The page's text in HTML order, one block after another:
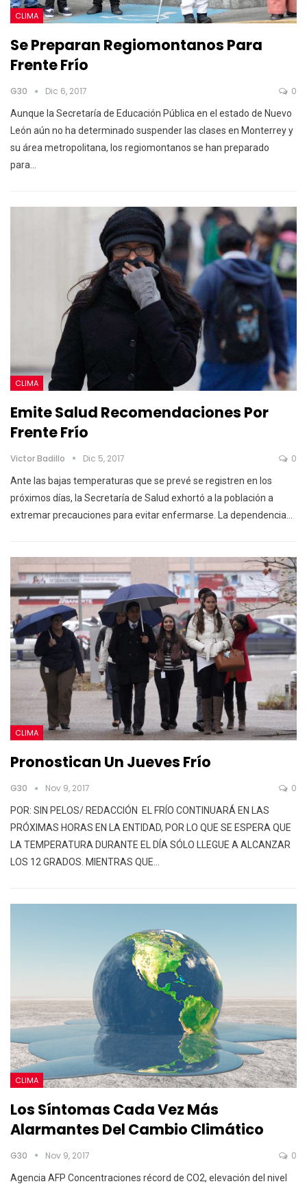
CLIMA
Se Preparan Regiomontanos Para
Frente Frío
G30 Dic 6, 2017 0
Aunque la Secretaría de Educación Pública en el estado de Nuevo
León aún no ha determinado suspender las clases en Monterrey y
su área metropolitana, los regiomontanos se han preparado
para…
CLIMA
Emite Salud Recomendaciones Por
Frente Frío
Victor Badillo Dic 5, 2017 0
Ante las bajas temperaturas que se prevé se registren en los
próximos días, la Secretaría de Salud exhortó a la población a
extremar precauciones para evitar enfermarse. La dependencia…
CLIMA
Pronostican Un Jueves Frío
G30 Nov 9, 2017 0
POR: SIN PELOS/ REDACCIÓN EL FRÍO CONTINUARÁ EN LAS
PRÓXIMAS HORAS EN LA ENTIDAD, POR LO QUE SE ESPERA QUE
LA TEMPERATURA DURANTE EL DÍA SÓLO LLEGUE A ALCANZAR
LOS 12 GRADOS. MIENTRAS QUE…
CLIMA
Los Síntomas Cada Vez Más
Alarmantes Del Cambio Climático
G30 Nov 9, 2017 0
Agencia AFP Concentraciones récord de CO2, elevación del nivel